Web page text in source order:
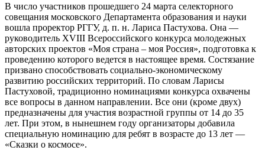
В число участников прошедшего 24 марта селекторного
совещания московского Департамента образования и науки
вошла проректор РГГУ, д. п. н. Лариса Пастухова. Она —
руководитель XVIII Всероссийского конкурса молодежных
авторских проектов «Моя страна – моя Россия», подготовка к
проведению которого ведется в настоящее время. Состязание
призвано способствовать социально-экономическому
развитию российских территорий. По словам Ларисы
Пастуховой, традиционно номинациями конкурса охвачены
все вопросы в данном направлении. Все они (кроме двух)
предназначены для участия возрастной группы от 14 до 35
лет. При этом, в нынешнем году организаторы добавила
специальную номинацию для ребят в возрасте до 13 лет —
«Сказки о космосе».